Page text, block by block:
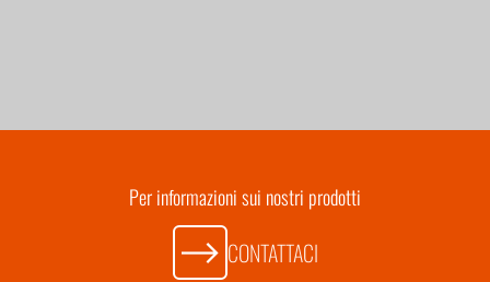
Per informazioni sui nostri prodotti
CONTATTACI